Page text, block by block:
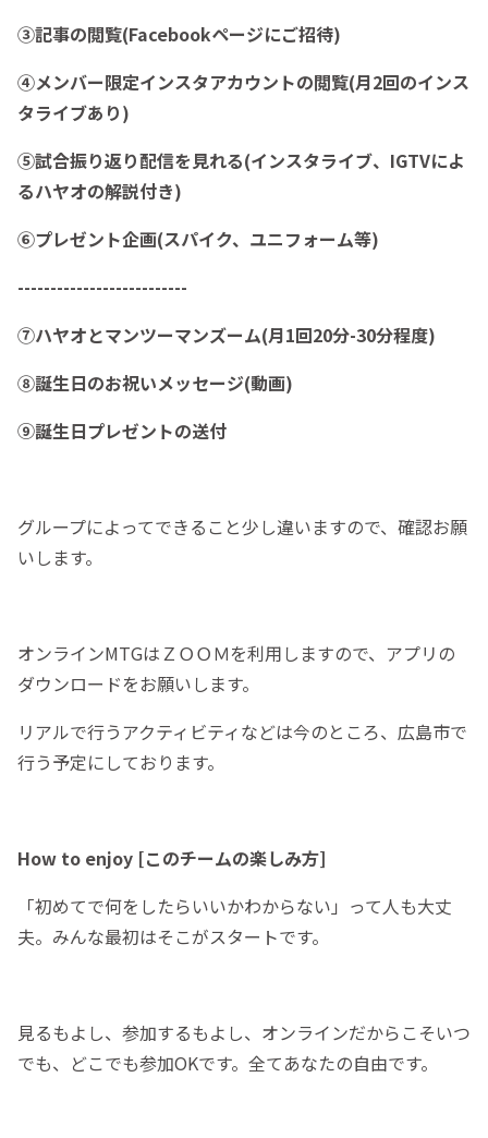
③記事の閲覧(Facebookページにご招待)
④メンバー限定インスタアカウントの閲覧(月2回のインス
タライブあり)
⑤試合振り返り配信を見れる(インスタライブ、IGTVによ
るハヤオの解説付き)
⑥プレゼント企画(スパイク、ユニフォーム等)
--------------------------
⑦ハヤオとマンツーマンズーム(月1回20分-30分程度)
⑧誕生日のお祝いメッセージ(動画)
⑨誕生日プレゼントの送付
グループによってできること少し違いますので、確認お願
いします。
オンラインMTGはＺＯＯＭを利用しますので、アプリの
ダウンロードをお願いします。
リアルで行うアクティビティなどは今のところ、広島市で
行う予定にしております。
How to enjoy [このチームの楽しみ方]
「初めてで何をしたらいいかわからない」って人も大丈
夫。みんな最初はそこがスタートです。
見るもよし、参加するもよし、オンラインだからこそいつ
でも、どこでも参加OKです。全てあなたの自由です。